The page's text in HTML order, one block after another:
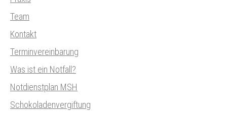
Team
Kontakt
Terminvereinbarung
Was ist ein Notfall?
Notdienstplan MSH
Schokoladenvergiftung